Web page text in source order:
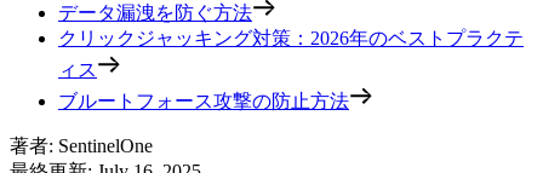
データ漏洩を防ぐ方法
クリックジャッキング対策：2026年のベストプラクテ
ィス
ブルートフォース攻撃の防止方法
著者: SentinelOne